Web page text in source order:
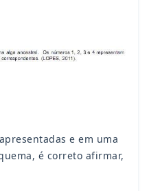
e em uma
é correto afirmar,